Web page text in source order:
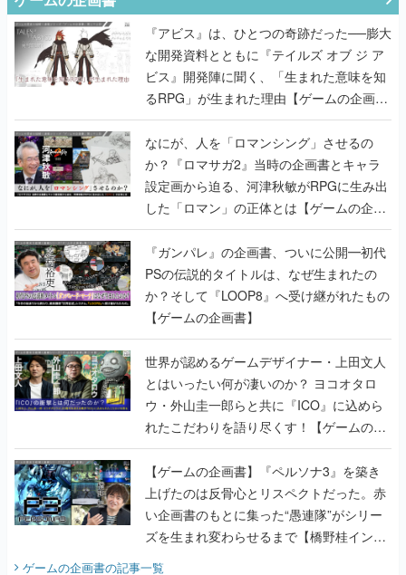
『アビス』は、ひとつの奇跡だった──膨大
な開発資料とともに『テイルズ オブ ジ ア
ビス』開発陣に聞く、「生まれた意味を知
るRPG」が生まれた理由【ゲームの企画
書】
なにが、人を「ロマンシング」させるの
か？『ロマサガ2』当時の企画書とキャラ
設定画から迫る、河津秋敏がRPGに生み出
した「ロマン」の正体とは【ゲームの企画
書】
『ガンパレ』の企画書、ついに公開━初代
PSの伝説的タイトルは、なぜ生まれたの
か？そして『LOOP8』へ受け継がれたもの
【ゲームの企画書】
世界が認めるゲームデザイナー・上田文人
とはいったい何が凄いのか？ ヨコオタロ
ウ・外山圭一郎らと共に『ICO』に込めら
れたこだわりを語り尽くす！【ゲームの企
画書】
【ゲームの企画書】『ペルソナ3』を築き
上げたのは反骨心とリスペクトだった。赤
い企画書のもとに集った“愚連隊”がシリー
ズを生まれ変わらせるまで【橋野桂インタ
ビュー】
ゲームの企画書の記事一覧